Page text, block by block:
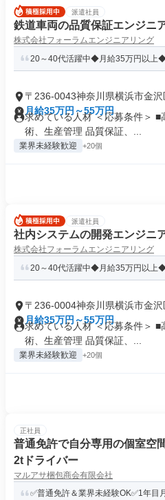
派遣社員
鉄道車両の品質保証エンジニ
株式会社フォーラムエンジニアリング
20～40代活躍中◆月給35万円以上
〒236-0043神奈川県横浜市金沢
月給35万円～55万円
求めている人材 ＜応募条件＞
術、生産管理 品質保証、...
業界未経験歓迎 +20個
派遣社員
社内システムの開発エンジニ
株式会社フォーラムエンジニアリング
20～40代活躍中◆月給35万円以上
〒236-0004神奈川県横浜市金沢
月給35万円～55万円
求めている人材 ＜応募条件＞
術、生産管理 品質保証、...
業界未経験歓迎 +20個
正社員
普通免許で自分専用の個室空
2tドライバー
マルアサ梱包商会有限会社
✅普通免許＆業界未経験OK✅1年目